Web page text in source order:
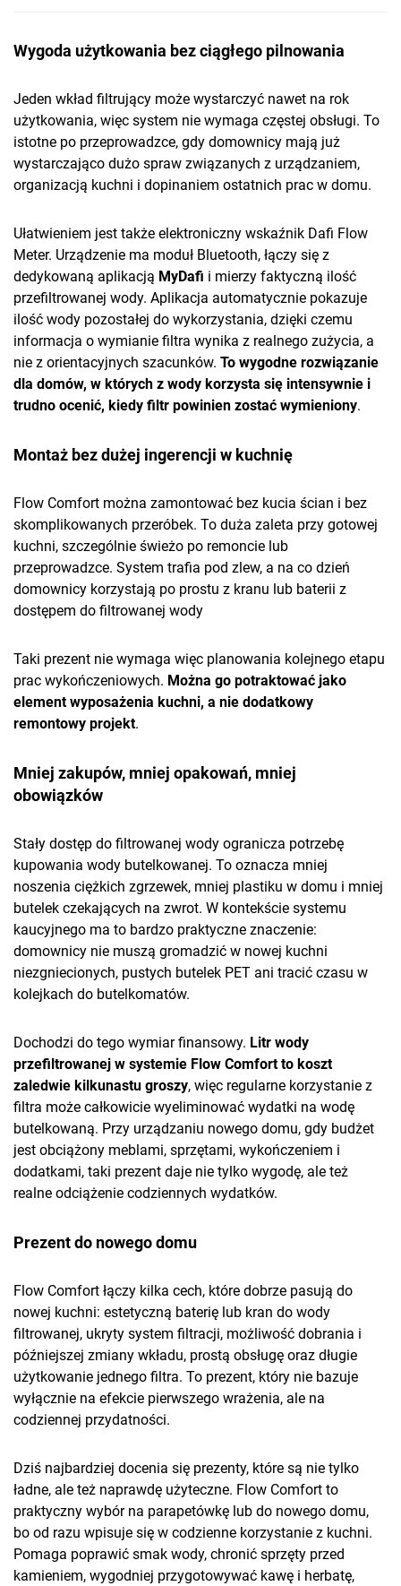
Wygoda użytkowania bez ciągłego pilnowania
Jeden wkład filtrujący może wystarczyć nawet na rok
użytkowania, więc system nie wymaga częstej obsługi. To
istotne po przeprowadzce, gdy domownicy mają już
wystarczająco dużo spraw związanych z urządzaniem,
organizacją kuchni i dopinaniem ostatnich prac w domu.
Ułatwieniem jest także elektroniczny wskaźnik Dafi Flow
Meter. Urządzenie ma moduł Bluetooth, łączy się z
dedykowaną aplikacją MyDafi i mierzy faktyczną ilość
przefiltrowanej wody. Aplikacja automatycznie pokazuje
ilość wody pozostałej do wykorzystania, dzięki czemu
informacja o wymianie filtra wynika z realnego zużycia, a
nie z orientacyjnych szacunków. To wygodne rozwiązanie
dla domów, w których z wody korzysta się intensywnie i
trudno ocenić, kiedy filtr powinien zostać wymieniony.
Montaż bez dużej ingerencji w kuchnię
Flow Comfort można zamontować bez kucia ścian i bez
skomplikowanych przeróbek. To duża zaleta przy gotowej
kuchni, szczególnie świeżo po remoncie lub
przeprowadzce. System trafia pod zlew, a na co dzień
domownicy korzystają po prostu z kranu lub baterii z
dostępem do filtrowanej wody
Taki prezent nie wymaga więc planowania kolejnego etapu
prac wykończeniowych. Można go potraktować jako
element wyposażenia kuchni, a nie dodatkowy
remontowy projekt.
Mniej zakupów, mniej opakowań, mniej
obowiązków
Stały dostęp do filtrowanej wody ogranicza potrzebę
kupowania wody butelkowanej. To oznacza mniej
noszenia ciężkich zgrzewek, mniej plastiku w domu i mniej
butelek czekających na zwrot. W kontekście systemu
kaucyjnego ma to bardzo praktyczne znaczenie:
domownicy nie muszą gromadzić w nowej kuchni
niezgniecionych, pustych butelek PET ani tracić czasu w
kolejkach do butelkomatów.
Dochodzi do tego wymiar finansowy. Litr wody
przefiltrowanej w systemie Flow Comfort to koszt
zaledwie kilkunastu groszy, więc regularne korzystanie z
filtra może całkowicie wyeliminować wydatki na wodę
butelkowaną. Przy urządzaniu nowego domu, gdy budżet
jest obciążony meblami, sprzętami, wykończeniem i
dodatkami, taki prezent daje nie tylko wygodę, ale też
realne odciążenie codziennych wydatków.
Prezent do nowego domu
Flow Comfort łączy kilka cech, które dobrze pasują do
nowej kuchni: estetyczną baterię lub kran do wody
filtrowanej, ukryty system filtracji, możliwość dobrania i
późniejszej zmiany wkładu, prostą obsługę oraz długie
użytkowanie jednego filtra. To prezent, który nie bazuje
wyłącznie na efekcie pierwszego wrażenia, ale na
codziennej przydatności.
Dziś najbardziej docenia się prezenty, które są nie tylko
ładne, ale też naprawdę użyteczne. Flow Comfort to
praktyczny wybór na parapetówkę lub do nowego domu,
bo od razu wpisuje się w codzienne korzystanie z kuchni.
Pomaga poprawić smak wody, chronić sprzęty przed
kamieniem, wygodniej przygotowywać kawę i herbatę,